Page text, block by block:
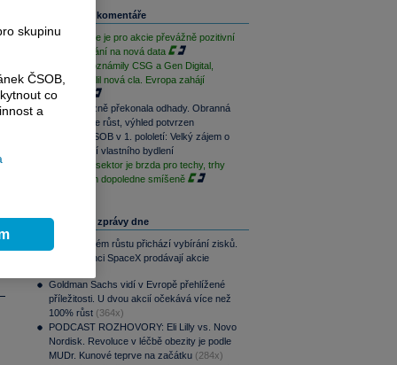
Související komentáře
Závěr týdne je pro akcie převážně pozitivní
při vyčkávání na nová data
Výsledky oznámily CSG a Gen Digital,
Trump uvalil nová cla. Evropa zahájí
opatrně
CSG výrazně překonala odhady. Obranná
divize táhne růst, výhled potvrzen
Skupina ČSOB v 1. pololetí: Velký zájem o
financování vlastního bydlení
Paměťový sektor je brzda pro techy, trhy
jsou na tom dopoledne smíšeně
Nejčtenější zprávy dne
Po raketovém růstu přichází vybírání zisků.
Zaměstnanci SpaceX prodávají akcie
Goldman Sachs vidí v Evropě přehlížené
příležitosti. U dvou akcií očekává více než
100% růst (364x)
PODCAST ROZHOVORY: Eli Lilly vs. Novo
Nordisk. Revoluce v léčbě obezity je podle
MUDr. Kunové teprve na začátku (284x)
skupinu
ČSOB,
co
a